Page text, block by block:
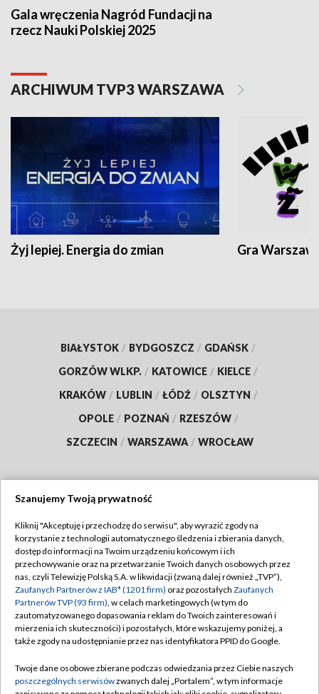
Gala wręczenia Nagród Fundacji na
rzecz Nauki Polskiej 2025
ARCHIWUM TVP3 WARSZAWA
Żyj lepiej. Energia do zmian Gra
BIAŁYSTOK / BYDGOSZCZ / GDAŃSK /
GORZÓW WLKP. / KATOWICE / KIELCE /
KRAKÓW / LUBLIN / ŁÓDŹ / OLSZTYN /
OPOLE / POZNAŃ / RZESZÓW /
SZCZECIN / WARSZAWA / WROCŁAW
TVP
Abonament TVP
Emisja w TVP
Centrum informacji TVP
Naziemna Telewizja Cyfrowa
Rada Programowa
Regulamin TVP
Polityka prywatności
Moje zgody
Pomoc
Kontakt
Szanujemy Twoją prywatność
Kliknij "Akceptuję i przechodzę do serwisu", aby wyrazić zgody na
korzystanie z technologii automatycznego śledzenia i zbierania danych,
dostęp do informacji na Twoim urządzeniu końcowym i ich
przechowywanie oraz na przetwarzanie Twoich danych osobowych przez
nas, czyli Telewizję Polską S.A. w likwidacji (zwaną dalej również „TVP”),
Zaufanych Partnerów z IAB* (1201 firm) oraz pozostałych Zaufanych
Partnerów TVP (93 firm), w celach marketingowych (w tym do
zautomatyzowanego dopasowania reklam do Twoich zainteresowań i
mierzenia ich skuteczności) i pozostałych, które wskazujemy poniżej, a
także zgody na udostępnianie przez nas identyfikatora PPID do Google.
Twoje dane osobowe zbierane podczas odwiedzania przez Ciebie naszych
poszczególnych serwisówzwanych dalej „Portalem”, w tym informacje